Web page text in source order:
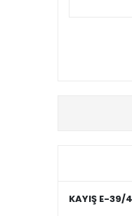
KAYIŞ E-39/